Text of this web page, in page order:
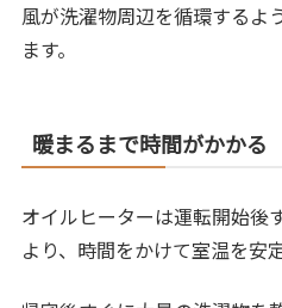
風が洗濯物周辺を循環するよ
ます。
暖まるまで時間がかかる
オイルヒーターは運転開始後
より、時間をかけて室温を安